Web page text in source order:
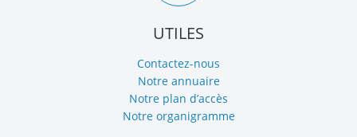
UTILES
Contactez-nous
Notre annuaire
Notre plan d’accès
Notre organigramme